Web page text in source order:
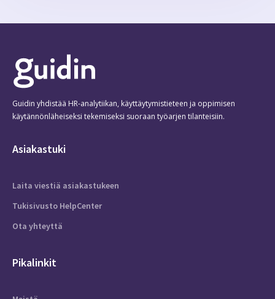
Guidin yhdistää HR-analytiikan, käyttäytymistieteen ja oppimisen
käytännönläheiseksi tekemiseksi suoraan työarjen tilanteisiin.
Asiakastuki
Laita viestiä asiakastukeen
Tukisivusto HelpCenter
Ota yhteyttä
Pikalinkit